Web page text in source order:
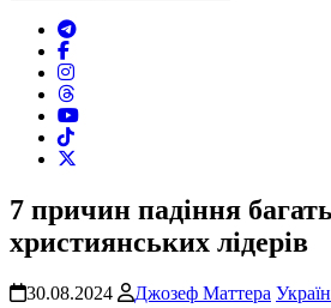
7 причин падіння
християнських лідерів
30.08.2024 Джозеф Маттера